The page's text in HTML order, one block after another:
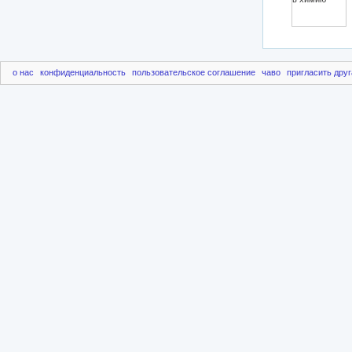
о нас конфиденциальность пользовательское соглашение чаво пригласить